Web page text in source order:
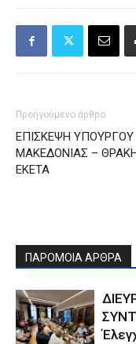
Προηγούμενο άρθρο
ΕΠΙΣΚΕΨΗ ΥΠΟΥΡΓΟΥ
ΜΑΚΕΔΟΝΙΑΣ –
ΕΚΕΤΑ
ΠΑΡΟΜΟΙΑ ΑΡΘΡΑ